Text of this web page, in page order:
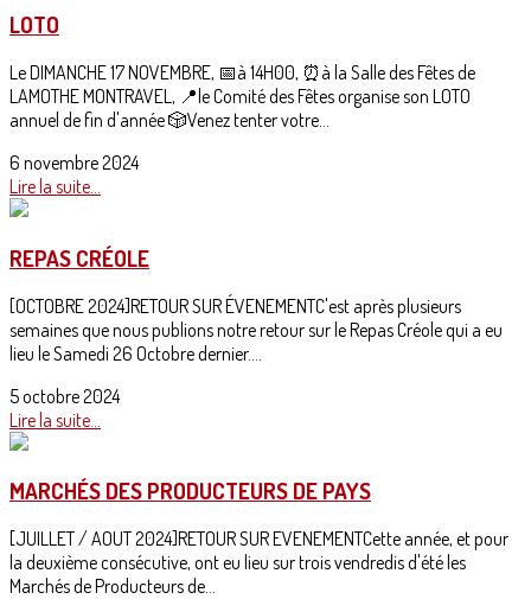
LOTO
Le DIMANCHE 17 NOVEMBRE, 📅à 14H00, ⏰à la Salle des Fêtes de
LAMOTHE MONTRAVEL, 📍le Comité des Fêtes organise son LOTO
annuel de fin d'année 🎲Venez tenter votre...
6 novembre 2024
Lire la suite...
REPAS CRÉOLE
[OCTOBRE 2024]RETOUR SUR ÉVENEMENTC'est après plusieurs
semaines que nous publions notre retour sur le Repas Créole qui a eu
lieu le Samedi 26 Octobre dernier....
5 octobre 2024
Lire la suite...
MARCHÉS DES PRODUCTEURS DE PAYS
[JUILLET / AOUT 2024]RETOUR SUR EVENEMENTCette année, et pour
la deuxième consécutive, ont eu lieu sur trois vendredis d'été les
Marchés de Producteurs de...